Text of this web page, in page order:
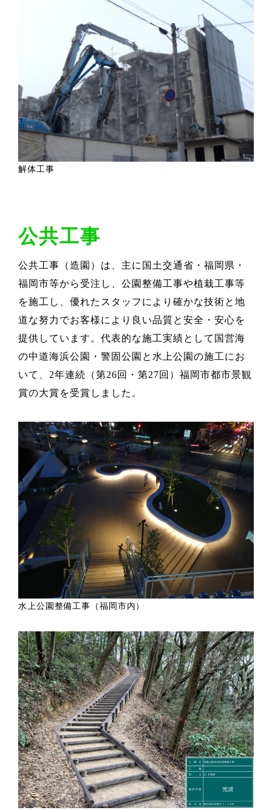
解体工事
公共工事
公共工事（造園）は、主に国土交通省・福岡県・
福岡市等から受注し、公園整備工事や植栽工事等
を施工し、優れたスタッフにより確かな技術と地
道な努力でお客様により良い品質と安全・安心を
提供しています。代表的な施工実績として国営海
の中道海浜公園・警固公園と水上公園の施工にお
いて、2年連続（第26回・第27回）福岡市都市景観
賞の大賞を受賞しました。
水上公園整備工事（福岡市内）